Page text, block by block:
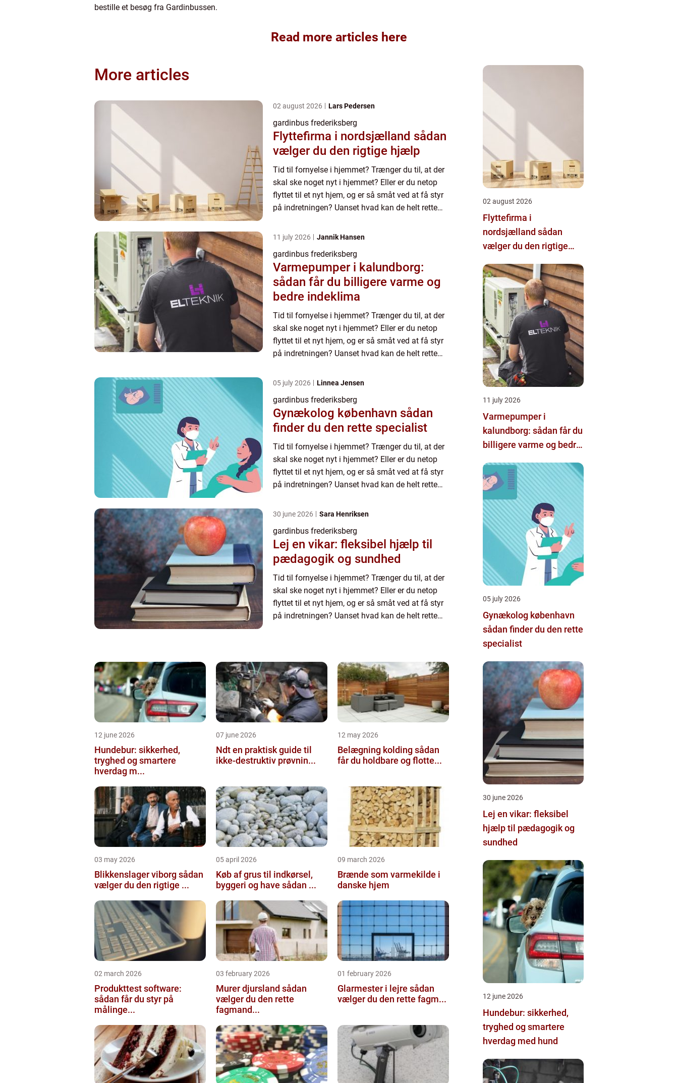
bestille et besøg fra Gardinbussen.
Read more articles here
More articles
02 august 2026 Lars Pedersen
gardinbus frederiksberg
Flyttefirma i nordsjælland sådan
vælger du den rigtige hjælp
Tid til fornyelse i hjemmet? Trænger du til, at der
skal ske noget nyt i hjemmet? Eller er du netop
flyttet til et nyt hjem, og er så småt ved at få styr
på indretningen? Uanset hvad kan de helt rette
11 july 2026 Jannik Hansen
gardinbus frederiksberg
Varmepumper i kalundborg:
sådan får du billigere varme og
bedre indeklima
Tid til fornyelse i hjemmet? Trænger du til, at der
skal ske noget nyt i hjemmet? Eller er du netop
flyttet til et nyt hjem, og er så småt ved at få styr
på indretningen? Uanset hvad kan de helt rette
05 july 2026 Linnea Jensen
gardinbus frederiksberg
Gynækolog københavn sådan
finder du den rette specialist
Tid til fornyelse i hjemmet? Trænger du til, at der
skal ske noget nyt i hjemmet? Eller er du netop
flyttet til et nyt hjem, og er så småt ved at få styr
på indretningen? Uanset hvad kan de helt rette
30 june 2026 Sara Henriksen
gardinbus frederiksberg
Lej en vikar: fleksibel hjælp til
pædagogik og sundhed
Tid til fornyelse i hjemmet? Trænger du til, at der
skal ske noget nyt i hjemmet? Eller er du netop
flyttet til et nyt hjem, og er så småt ved at få styr
på indretningen? Uanset hvad kan de helt rette
12 june 2026
Hundebur: sikkerhed,
tryghed og smartere
hverdag m...
07 june 2026
Ndt en praktisk guide til
ikke-destruktiv prøvnin...
12 may 2026
Belægning kolding sådan
får du holdbare og flotte...
03 may 2026
Blikkenslager viborg sådan
vælger du den rigtige ...
05 april 2026
Køb af grus til indkørsel,
byggeri og have sådan ...
09 march 2026
Brænde som varmekilde i
danske hjem
02 march 2026
Produkttest software:
sådan får du styr på
målinge...
03 february 2026
Murer djursland sådan
vælger du den rette
fagmand...
01 february 2026
Glarmester i lejre sådan
vælger du den rette fagm...
02 august 2026
Flyttefirma i
nordsjælland sådan
vælger du den rigtige
11 july 2026
Varmepumper i
kalundborg: sådan får du
billigere varme og bedre
05 july 2026
Gynækolog københavn
sådan finder du den rette
specialist
30 june 2026
Lej en vikar: fleksibel
hjælp til pædagogik og
sundhed
12 june 2026
Hundebur: sikkerhed,
tryghed og smartere
hverdag med hund